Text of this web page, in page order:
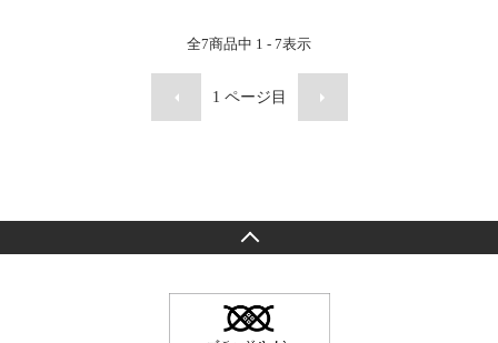
全7商品中 1 - 7表示
1 ページ目